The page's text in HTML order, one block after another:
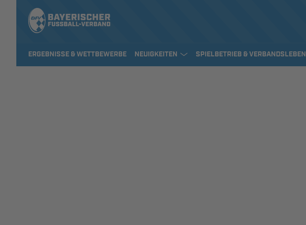
ERGEBNISSE & WETTBEWERBE NEUIGKEITEN SPIELBETRIEB & VERBANDSLEBEN